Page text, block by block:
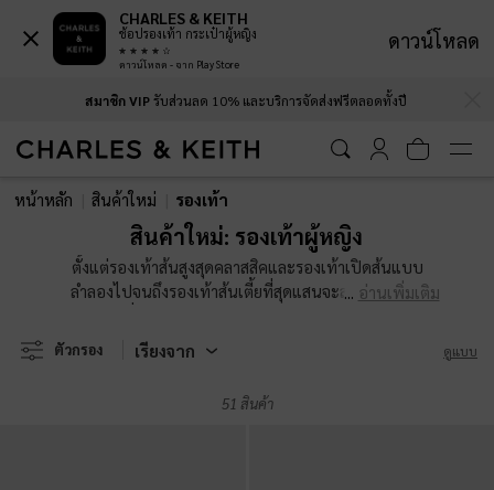
สมาชิก VIPรับส่วนลด 10% และบริการจัดส่งฟรีตลอดทั้งปี
สมาชิก VIP รับส่วนลด 10% และบริการจัดส่งฟรีตลอดทั้งปี
หน้าหลัก สินค้าใหม่ รองเท้า
สินค้าใหม่: รองเท้าผู้หญิง
ตั้งแต่รองเท้าส้นสูงสุดคลาสสิคและรองเท้าเปิดส้นแบบ
ลำลองไปจนถึงรองเท้าส้นเตี้ยที่สุดแสนจะสบาย เลือกดู
อ่านเพิ่มเติม
ตัวกรอง เรียงจาก ดูแบบ
51 สินค้า
CHARLES & KEITH
ช้อปรองเท้า กระเป๋าผู้หญิง
ดาวน์โหลด - จาก Play Store
ดาวน์โหลด